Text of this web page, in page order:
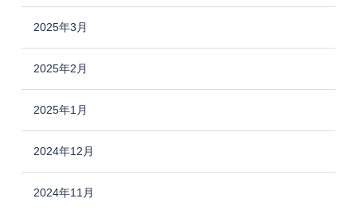
2025年3月
2025年2月
2025年1月
2024年12月
2024年11月